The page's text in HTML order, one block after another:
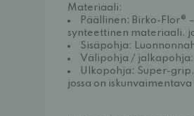
Materiaali:
Päällinen: Birko-Flor®
synteettinen materiaali,
Sisäpohja:
Välipohja / jalkapohja:
Ulkopohja: Super-
jossa on